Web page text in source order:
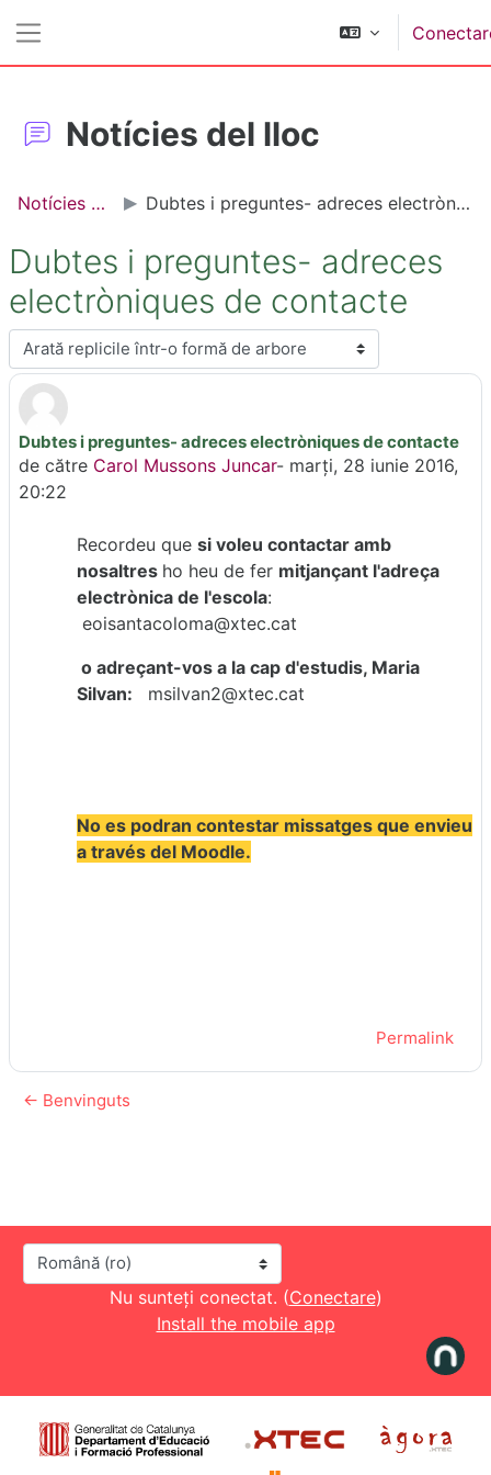
Notícies del lloc
Notícies del lloc Dubtes i preguntes- adreces electròniques de contacte
Dubtes i preguntes- adreces
electròniques de contacte
Afişează mod
Dubtes i preguntes- adreces electròniques de contacte
de către Carol Mussons Juncar- marți, 28 iunie 2016,
20:22
Număr de răspunsuri: 0
Recordeu que si voleu contactar amb
nosaltres ho heu de fer mitjançant l'adreça
electrònica de l'escola:
eoisantacoloma@xtec.cat
o adreçant-vos a la cap d'estudis, Maria
Silvan:
msilvan2@xtec.cat
No es podran contestar missatges que envieu
a través del Moodle.
Permalink
← Benvinguts
Limbă
Nu sunteți conectat. (Conectare)
Install the mobile app